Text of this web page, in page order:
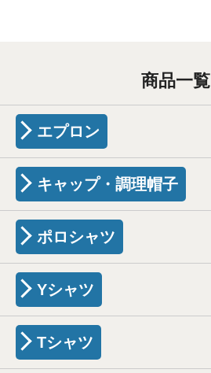
商品一覧
エプロン
キャップ・調理帽子
ポロシャツ
Yシャツ
Tシャツ